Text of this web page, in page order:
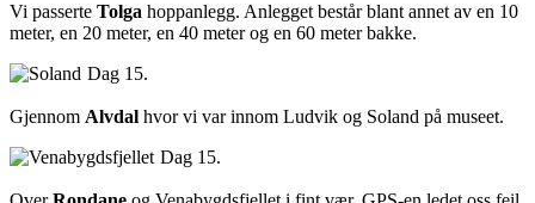
Vi passerte Tolga hoppanlegg. Anlegget består blant annet av en 10
meter, en 20 meter, en 40 meter og en 60 meter bakke.
Dag 15.
Gjennom Alvdal hvor vi var innom Ludvik og Soland på museet.
Dag 15.